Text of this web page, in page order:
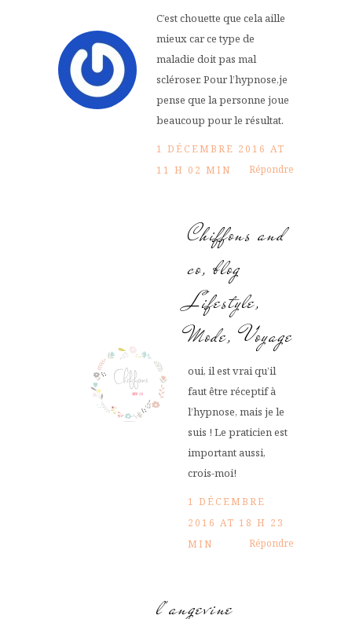
C’est chouette que cela aille
mieux car ce type de
maladie doit pas mal
scléroser. Pour l’hypnose,je
pense que la personne joue
beaucoup pour le résultat.
1 DÉCEMBRE 2016 AT
11 H 02 MIN
Répondre
Chiffons and
co, blog
Lifestyle,
Mode, Voyage
oui, il est vrai qu’il
faut être réceptif à
l’hypnose, mais je le
suis ! Le praticien est
important aussi,
crois-moi!
1 DÉCEMBRE
2016 AT 18 H 23
MIN
Répondre
l'angevine